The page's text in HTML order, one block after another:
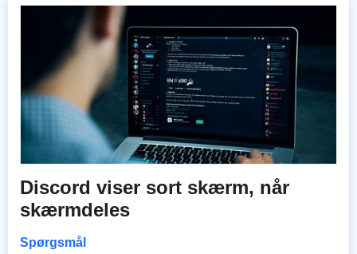
Discord viser sort skærm, når
skærmdeles
Spørgsmål